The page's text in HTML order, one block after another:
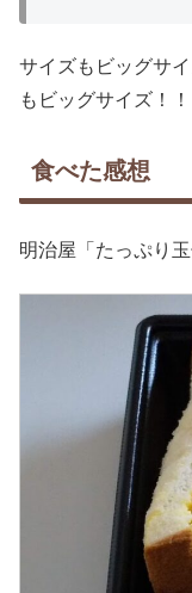
サイズもビッグサ
もビッグサイズ！！
食べた感想
明治屋「たっぷり